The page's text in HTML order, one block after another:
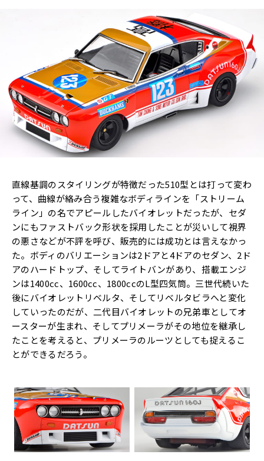
直線基調のスタイリングが特徴だった510型とは打って変わ
って、曲線が絡み合う複雑なボディラインを「ストリーム
ライン」の名でアピールしたバイオレットだったが、セダ
ンにもファストバック形状を採用したことが災いして視界
の悪さなどが不評を呼び、販売的には成功とは言えなかっ
た。ボディのバリエーションは2ドアと4ドアのセダン、2ド
アのハードトップ、そしてライトバンがあり、搭載エンジ
ンは1400cc、1600cc、1800ccのL型四気筒。三世代続いた
後にバイオレットリベルタ、そしてリベルタビラへと変化
していったのだが、二代目バイオレットの兄弟車としてオ
ースターが生まれ、そしてプリメーラがその地位を継承し
たことを考えると、プリメーラのルーツとしても捉えるこ
とができるだろう。